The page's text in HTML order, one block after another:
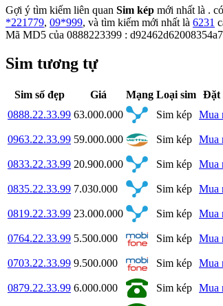
Gợi ý tìm kiếm liên quan Sim kép mới nhất là .
*221779, 09*999, và tìm kiếm mới nhất là 6231
Mã MD5 của 0888223399 :
Sim tương tự
Sim số đẹp Giá Mạng Loại sim Đặt
0888.22.33.99 63.000.000 Sim kép Mua
0963.22.33.99 59.000.000 Sim kép Mua
0833.22.33.99 20.900.000 Sim kép Mua
0835.22.33.99 7.030.000 Sim kép Mua
0819.22.33.99 23.000.000 Sim kép Mua
0764.22.33.99 5.500.000 Sim kép Mua
0703.22.33.99 9.500.000 Sim kép Mua
0879.22.33.99 6.000.000 Sim kép Mua